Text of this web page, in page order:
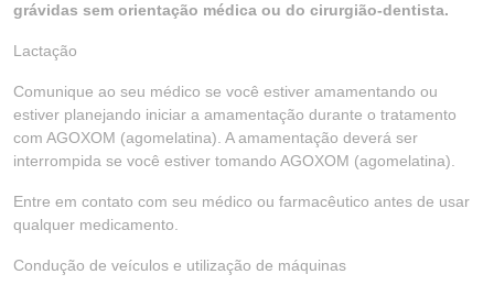
grávidas sem orientação médica ou do cirurgião-dentista.
Lactação
Comunique ao seu médico se você estiver amamentando ou
estiver planejando iniciar a amamentação durante o tratamento
com AGOXOM (agomelatina). A amamentação deverá ser
interrompida se você estiver tomando AGOXOM (agomelatina).
Entre em contato com seu médico ou farmacêutico antes de usar
qualquer medicamento.
Condução de veículos e utilização de máquinas